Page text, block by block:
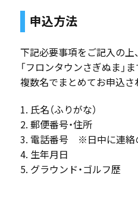
申込方法
下記必要事項をご記入の上
「フロンタウンさぎぬま」
複数名でまとめてお申込さ
1. 氏名（ふりがな）
2. 郵便番号・住所
3. 電話番号 ※日中に連絡
4. 生年月日
5. グラウンド・ゴルフ歴